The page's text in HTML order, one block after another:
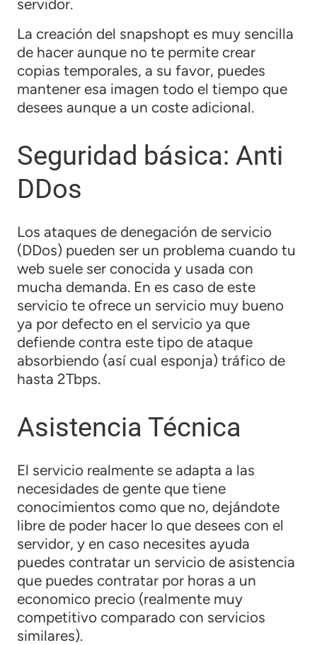
servidor.
La creación del snapshopt es muy sencilla
de hacer aunque no te permite crear
copias temporales, a su favor, puedes
mantener esa imagen todo el tiempo que
desees aunque a un coste adicional.
Seguridad básica: Anti
DDos
Los ataques de denegación de servicio
(DDos) pueden ser un problema cuando tu
web suele ser conocida y usada con
mucha demanda. En es caso de este
servicio te ofrece un servicio muy bueno
ya por defecto en el servicio ya que
defiende contra este tipo de ataque
absorbiendo (así cual esponja) tráfico de
hasta 2Tbps.
Asistencia Técnica
El servicio realmente se adapta a las
necesidades de gente que tiene
conocimientos como que no, dejándote
libre de poder hacer lo que desees con el
servidor, y en caso necesites ayuda
puedes contratar un servicio de asistencia
que puedes contratar por horas a un
economico precio (realmente muy
competitivo comparado con servicios
similares).